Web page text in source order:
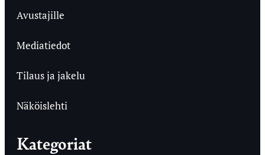
Avustajille
Mediatiedot
Tilaus ja jakelu
Näköislehti
Kategoriat